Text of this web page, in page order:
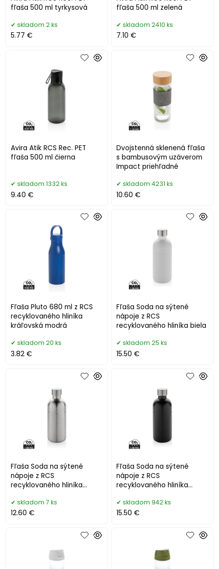
fľaša 500 ml tyrkysová
skladom 2 ks
5.77 €
fľaša 500 ml zelená
skladom 2410 ks
7.10 €
Avira Atik RCS Rec. PET
fľaša 500 ml čierna
skladom 1332 ks
9.40 €
Dvojstenná sklenená fľaša
s bambusovým uzáverom
Impact priehľadné
skladom 4231 ks
10.60 €
Fľaša Pluto 680 ml z RCS
recyklovaného hliníka
kráľovská modrá
skladom 20 ks
3.82 €
Fľaša Soda na sýtené
nápoje z RCS
recyklovaného hliníka biela
skladom 25 ks
15.50 €
Fľaša Soda na sýtené
nápoje z RCS
recyklovaného hliníka
skladom 7 ks
12.60 €
Fľaša Soda na sýtené
nápoje z RCS
recyklovaného hliníka
skladom 942 ks
15.50 €